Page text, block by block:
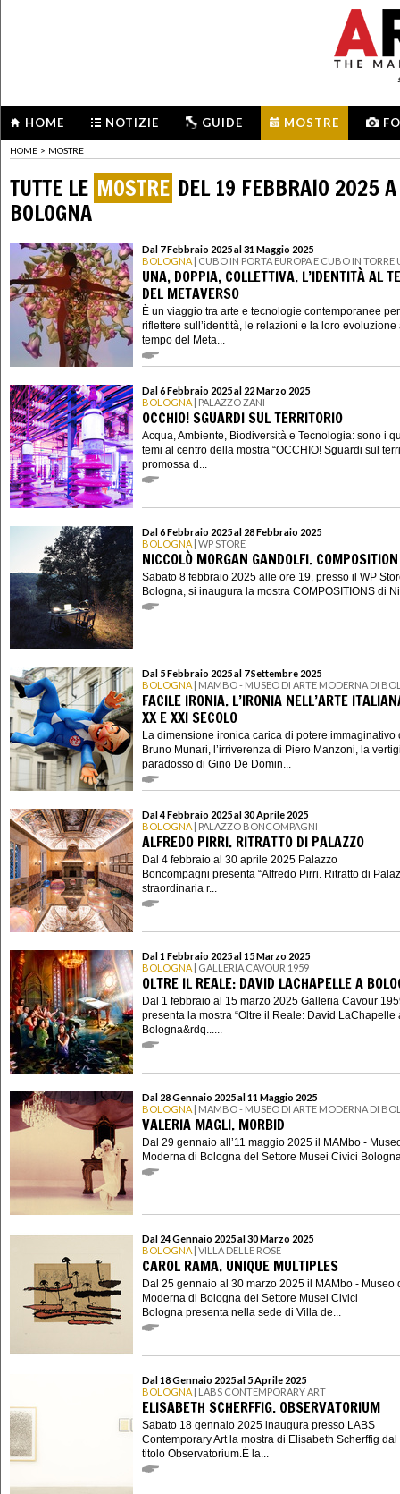
HOME NOTIZIE GUIDE MOSTRE
HOME > MOSTRE
TUTTE LE MOSTRE DEL 19 FEBBRAIO 2025 A
BOLOGNA
Dal 7 Febbraio 2025 al 31 Maggio 2025
BOLOGNA | CUBO IN PORTA EUROPA E CUBO IN TORRE
UNA, DOPPIA, COLLETTIVA. L’IDENTITÀ AL
DEL METAVERSO
È un viaggio tra arte e tecnologie contemporanee per
riflettere sull’identità, le relazioni e la loro evoluzione
tempo del Meta...
Dal 6 Febbraio 2025 al 22 Marzo 2025
BOLOGNA | PALAZZO ZANI
OCCHIO! SGUARDI SUL TERRITORIO
Acqua, Ambiente, Biodiversità e Tecnologia: sono i
temi al centro della mostra “OCCHIO! Sguardi sul
promossa d...
Dal 6 Febbraio 2025 al 28 Febbraio 2025
BOLOGNA | WP STORE
NICCOLÒ MORGAN GANDOLFI. COMPOSITION
Sabato 8 febbraio 2025 alle ore 19, presso il WP
Bologna, si inaugura la mostra COMPOSITIONS di
Dal 5 Febbraio 2025 al 7 Settembre 2025
BOLOGNA | MAMBO - MUSEO DI ARTE MODERNA DI
FACILE IRONIA. L’IRONIA NELL’ARTE
XX E XXI SECOLO
La dimensione ironica carica di potere immaginativo
Bruno Munari, l’irriverenza di Piero Manzoni, la
paradosso di Gino De Domin...
Dal 4 Febbraio 2025 al 30 Aprile 2025
BOLOGNA | PALAZZO BONCOMPAGNI
ALFREDO PIRRI. RITRATTO DI PALAZZO
Dal 4 febbraio al 30 aprile 2025 Palazzo
Boncompagni presenta “Alfredo Pirri. Ritratto di
straordinaria r...
Dal 1 Febbraio 2025 al 15 Marzo 2025
BOLOGNA | GALLERIA CAVOUR 1959
OLTRE IL REALE: DAVID LACHAPELLE A
Dal 1 febbraio al 15 marzo 2025 Galleria Cavour
presenta la mostra “Oltre il Reale: David LaChapelle
Bologna&rdq......
Dal 28 Gennaio 2025 al 11 Maggio 2025
BOLOGNA | MAMBO - MUSEO DI ARTE MODERNA DI
VALERIA MAGLI. MORBID
Dal 29 gennaio all’11 maggio 2025 il MAMbo -
Moderna di Bologna del Settore Musei Civici
Dal 24 Gennaio 2025 al 30 Marzo 2025
BOLOGNA | VILLA DELLE ROSE
CAROL RAMA. UNIQUE MULTIPLES
Dal 25 gennaio al 30 marzo 2025 il MAMbo - Museo
Moderna di Bologna del Settore Musei Civici
Bologna presenta nella sede di Villa de...
Dal 18 Gennaio 2025 al 5 Aprile 2025
BOLOGNA | LABS CONTEMPORARY ART
ELISABETH SCHERFFIG. OBSERVATORIUM
Sabato 18 gennaio 2025 inaugura presso LABS
Contemporary Art la mostra di Elisabeth Scherffig dal
titolo Observatorium.È la...